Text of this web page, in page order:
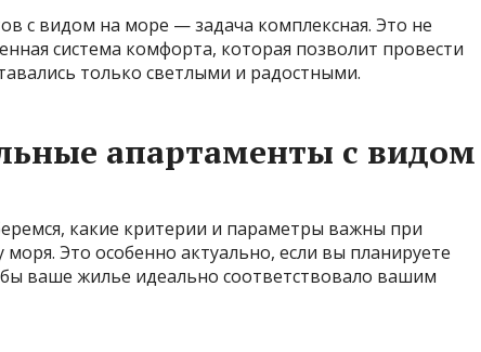
с видом на море — задача комплексная. Это не
система комфорта, которая позволит провести
только светлыми и радостными.
апартаменты с видом
какие критерии и параметры важны при
Это особенно актуально, если вы планируете
ваше жилье идеально соответствовало вашим